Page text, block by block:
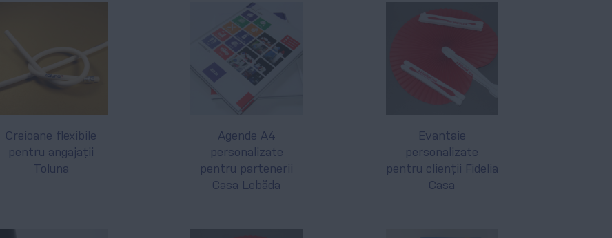
Creioane flexibile
pentru angajații
Toluna
Agende A4
personalizate
pentru partenerii
Casa Lebăda
Evantaie
personalizate
pentru clienții Fidelia
Casa